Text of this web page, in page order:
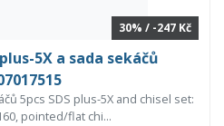
30% / -247 Kč
plus-5X a sada sekáčů
5pcs SDS plus-5X and chisel set:
pointed/flat chi...